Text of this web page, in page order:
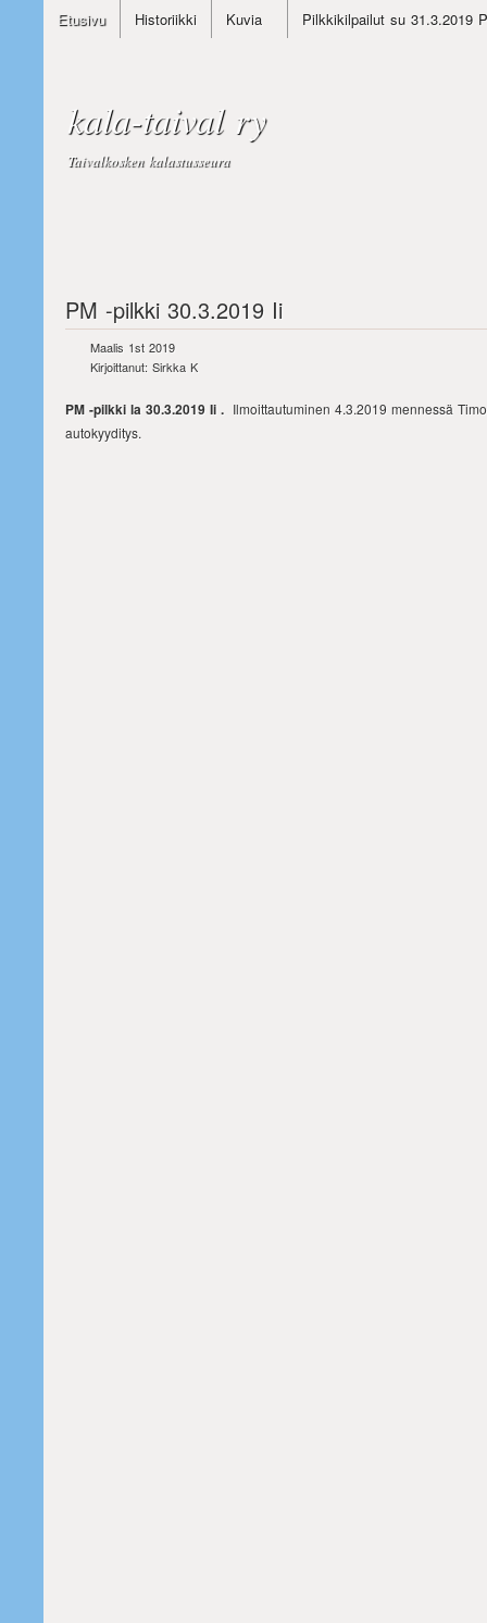
Etusivu Historiikki Kuvia Pilkkikilpailut su 31.3.2019
kala-taival ry
Taivalkosken kalastusseura
PM -pilkki 30.3.2019 Ii
Maalis 1st 2019
Kirjoittanut: Sirkka K
PM -pilkki la 30.3.2019 Ii . Ilmoittautuminen 4.3.2019 mennessä
autokyyditys.